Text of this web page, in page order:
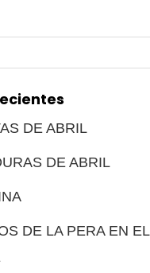
DE ABRIL
DE ABRIL
DE LA PERA EN EL